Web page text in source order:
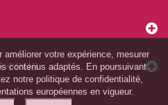
votre expérience, mesurer
contenus adaptés. En poursuivant
notre politique de confidentialité,
européennes en vigueur.